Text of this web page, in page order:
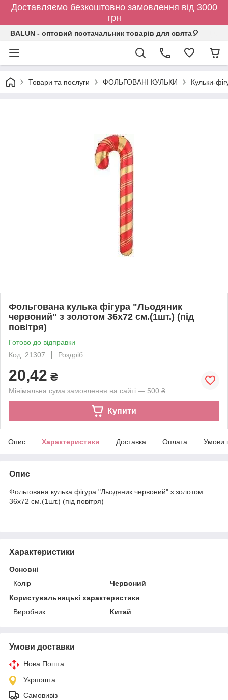
Доставляємо безкоштовно замовлення від 3000
грн
BALUN - оптовий постачальник товарів для свята🎈
Товари та послуги ФОЛЬГОВАНІ КУЛЬКИ Кульки-
Фольгована кулька фігура "Льодяник
червоний" з золотом 36х72 см.(1шт.) (під
повітря)
Готово до відправки
Код: 21307
Роздріб
20,42 ₴
Мінімальна сума замовлення на сайті — 500 ₴
Купити
Опис Характеристики Доставка Оплата Умови
Опис
Фольгована кулька фігура "Льодяник червоний" з золотом
36х72 см.(1шт.) (під повітря)
Характеристики
Основні
Колір
Червоний
Користувальницькі характеристики
Виробник
Китай
Умови доставки
Нова Пошта
Укрпошта
Самовивіз